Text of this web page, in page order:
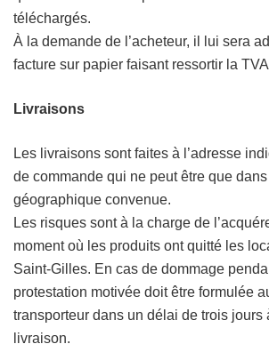
téléchargés.
À la demande de l’acheteur, il lui sera
facture sur papier faisant ressortir la
Livraisons
Les livraisons sont faites à l’adresse
de commande qui ne peut être que
géographique convenue.
Les risques sont à la charge de
moment où les produits ont quitté les
Saint-Gilles. En cas de dommage
protestation motivée doit être formulée
transporteur dans un délai de trois jours
livraison.